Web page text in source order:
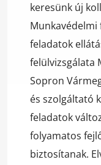
keresünk új
Munkavédelmi
feladatok
felülvizsgálata
Sopron
és szolgáltató
feladatok
folyamatos
biztosítanak.